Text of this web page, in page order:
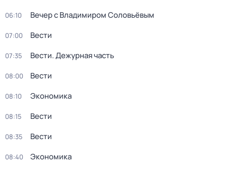
06:10 Вечер с Владимиром Соловьёвым
07:00 Вести
07:35 Вести. Дежурная часть
08:00 Вести
08:10 Экономика
08:15 Вести
08:35 Вести
08:40 Экономика